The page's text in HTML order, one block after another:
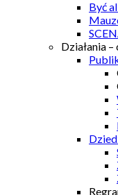
Być
Działania –